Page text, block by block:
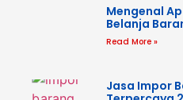
Mengenal
Belanja
Read More »
Jasa Impor